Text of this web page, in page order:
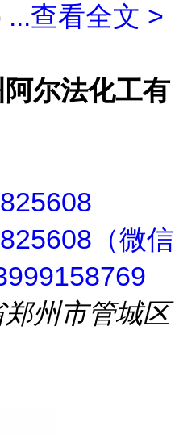
...查看全文 >
阿尔法化工有
（微信
州市管城区